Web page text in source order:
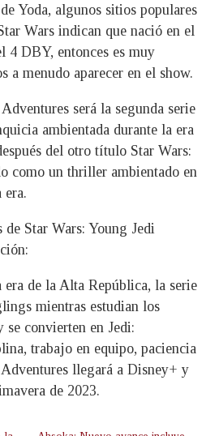
Yoda, algunos sitios populares
Wars indican que nació en el
4 DBY, entonces es muy
a menudo aparecer en el show.
será la segunda serie
ambientada durante la era
del otro título Star Wars:
como un thriller ambientado en
era.
Star Wars: Young Jedi
era de la Alta República, la serie
mientras estudian los
se convierten en Jedi:
trabajo en equipo, paciencia
llegará a Disney+ y
de 2023.